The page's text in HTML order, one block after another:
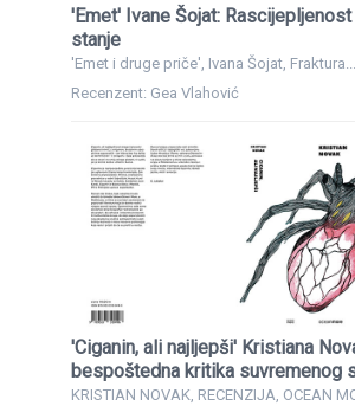
'Emet' Ivane Šojat:
stanje
'Emet i druge priče', Ivana Šojat, Fraktura...
Recenzent: Gea Vlahović
'Ciganin, ali najljepši' Kristiana
bespoštedna kritika suvremenog
KRISTIAN NOVAK, RECENZIJA, OCEAN